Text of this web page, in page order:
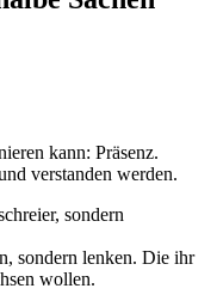
kann: Präsenz.
verstanden werden.
sondern
sondern lenken. Die ihr
wollen.